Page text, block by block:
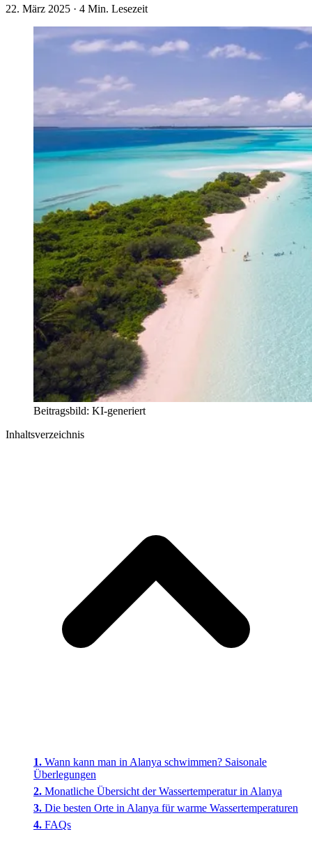
22. März 2025 · 4 Min. Lesezeit
Beitragsbild: KI-generiert
Inhaltsverzeichnis
Wann kann man in Alanya schwimmen? Saisonale
Überlegungen
Monatliche Übersicht der Wassertemperatur in Alanya
Die besten Orte in Alanya für warme Wassertemperaturen
FAQs